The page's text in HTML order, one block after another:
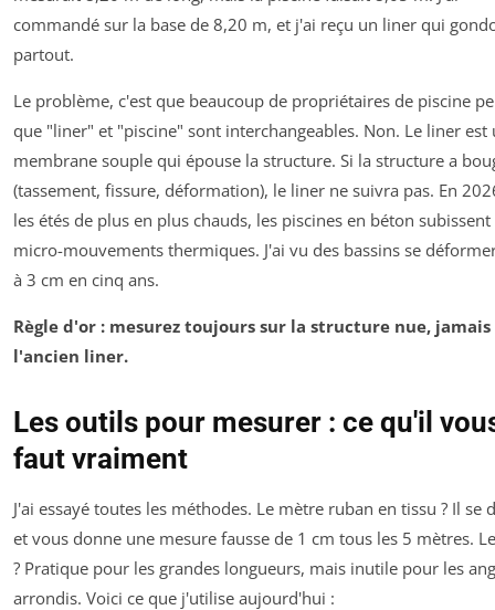
commandé sur la base de 8,20 m, et j'ai reçu un liner qui
partout.
Le problème, c'est que beaucoup de propriétaires de piscine
que "liner" et "piscine" sont interchangeables. Non. Le liner est
membrane souple qui épouse la structure. Si la structure a
(tassement, fissure, déformation), le liner ne suivra pas. En
les étés de plus en plus chauds, les piscines en béton subissent
micro-mouvements thermiques. J'ai vu des bassins se
à 3 cm en cinq ans.
Règle d'or : mesurez toujours sur la structure nue, jamais
l'ancien liner.
Les outils pour mesurer : ce qu'il
faut vraiment
J'ai essayé toutes les méthodes. Le mètre ruban en tissu ? Il se
et vous donne une mesure fausse de 1 cm tous les 5 mètres.
? Pratique pour les grandes longueurs, mais inutile pour les
arrondis. Voici ce que j'utilise aujourd'hui :